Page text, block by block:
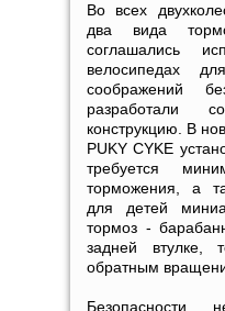
Во всех
два вида
соглашались
велосипедах
соображений
разработали
конструкцию. В
PUKY CYKE
требуется
торможения, а
для детей
тормоз -
задней втулке,
обратным
Безопасности